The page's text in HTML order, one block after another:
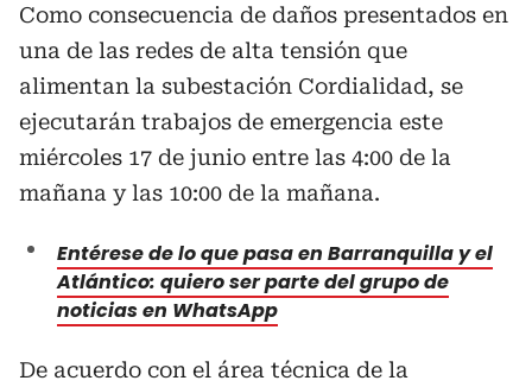
Como consecuencia de daños presentados en
una de las redes de alta tensión que
alimentan la subestación Cordialidad, se
ejecutarán trabajos de emergencia este
miércoles 17 de junio entre las 4:00 de la
mañana y las 10:00 de la mañana.
Entérese de lo que pasa en Barranquilla y el
Atlántico: quiero ser parte del grupo de
noticias en WhatsApp
De acuerdo con el área técnica de la